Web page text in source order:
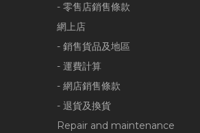
- 零售店銷售條款
網上店
- 銷售貨品及地區
- 運費計算
- 網店銷售條款
- 退貨及換貨
Repair and maintenance